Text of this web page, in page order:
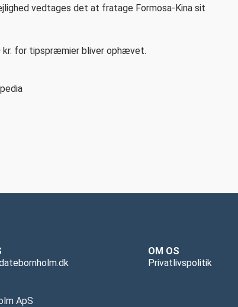
vedtages det at fratage Formosa-Kina sit
for tipspræmier bliver ophævet.
ApS
OM OS
Privatlivspolitik